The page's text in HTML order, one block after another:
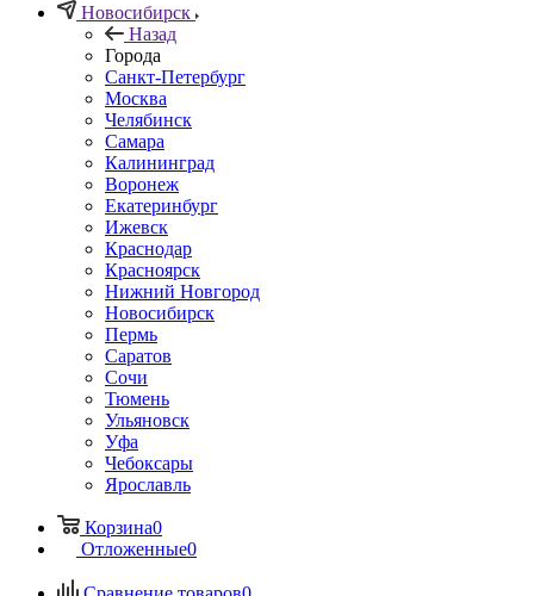
Новосибирск
Назад
Города
Санкт-Петербург
Москва
Челябинск
Самара
Калининград
Воронеж
Екатеринбург
Ижевск
Краснодар
Красноярск
Нижний Новгород
Новосибирск
Пермь
Саратов
Сочи
Тюмень
Ульяновск
Уфа
Чебоксары
Ярославль
Корзина0
Отложенные0